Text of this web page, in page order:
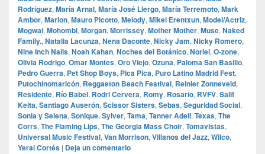
Rodríguez, María Arnal, María José Llergo, María Terremoto, Mark
Ambor, Marlon, Mauro Picotto, Melody, Mikel Erentxun, Model/Actriz,
Mogwai, Mohombi, Morgan, Morrissey, Mother Mother, Muse, Naked
Family., Natalia Lacunza, Nena Daconte, Nicky Jam, Nicky Romero,
Nine Inch Nails, Noah Kahan, Noches del Botánico, Noriel, O‑zone,
Olivia Rodrigo, Omar Montes, Oro Viejo, Ozuna, Paloma San Basilio,
Pedro Guerra, Pet Shop Boys, Pica Pica, Puro Latino Madrid Fest,
Putochinomaricón, Reggaeton Beach Festival, Reinier Zonneveld,
Residente, Río Babel, Rodri Cervera, Romy, Rosario, RVFV, Salif
Keita, Santiago Auserón, Scissor Sisters, Sebas, Seguridad Social,
Sonia y Selena, Sonique, Sylver, Tama, Tanner Adell, Texas, The
Corrs, The Flaming Lips, The Georgia Mass Choir, Tomavistas,
Universal Music Festival, Van Morrison, Villanos del Jazz, Wilco,
Yerai Cortés | Deja un comentario